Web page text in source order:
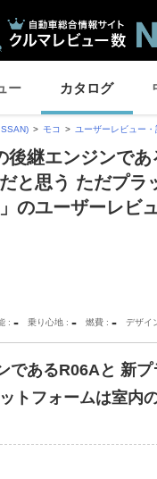
ー カタログ
モコ ユーザーレビュー
後継エンジンで
と思う ただプ
のユーザーレビ
- 乗り心地 - 燃費 - デザイ
であるR06Aと 新
トフォームは室内